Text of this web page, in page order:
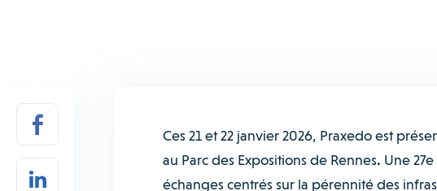
Ces 21 et 22 janvier 2026, Praxedo est
au Parc des Expositions de Rennes. Une
échanges centrés sur la pérennité des